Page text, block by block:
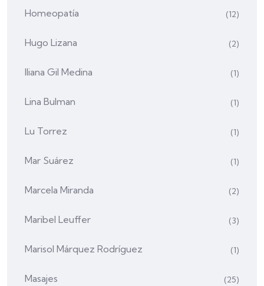
Homeopatía (12)
Hugo Lizana (2)
Iliana Gil Medina (1)
Lina Bulman (1)
Lu Torrez (1)
Mar Suárez (1)
Marcela Miranda (2)
Maribel Leuffer (3)
Marisol Márquez Rodríguez (1)
Masajes (25)